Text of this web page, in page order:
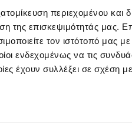
περιεχομένου και
της επισκεψιμότητάς μας.
τον ιστότοπό μας
ενδεχομένως να τις
έχουν συλλέξει σε σχέση
1039Κ015Α0057400 |